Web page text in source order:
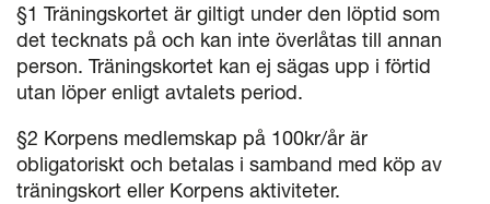
§1 Träningskortet är giltigt under den löptid som
det tecknats på och kan inte överlåtas till annan
person. Träningskortet kan ej sägas upp i förtid
utan löper enligt avtalets period.
§2 Korpens medlemskap på 100kr/år är
obligatoriskt och betalas i samband med köp av
träningskort eller Korpens aktiviteter.